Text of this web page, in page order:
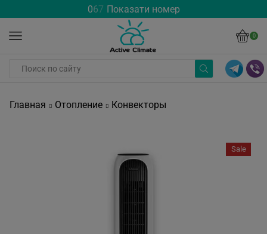
067 Показати номер
0
Главная Отопление Конвекторы
Sale